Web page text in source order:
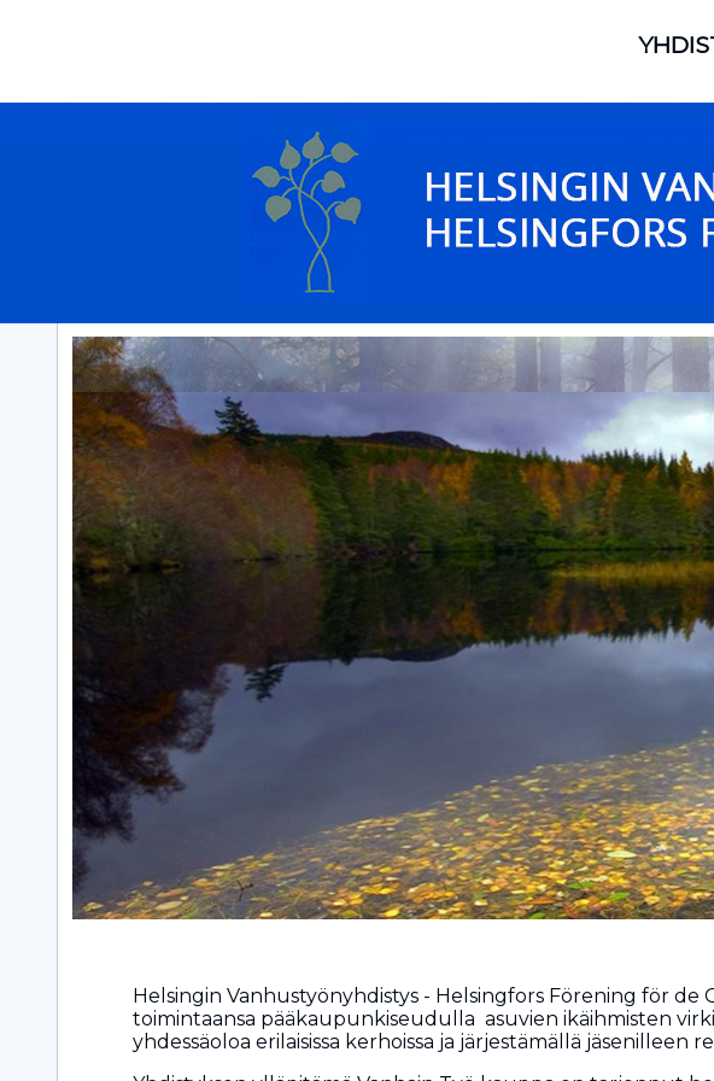
Helsingin Vanhustyönyhdistys - Helsingfors Förening för
toimintaansa pääkaupunkiseudulla asuvien ikäihmisten
yhdessäoloa erilaisissa kerhoissa ja järjestämällä jäsenilleen